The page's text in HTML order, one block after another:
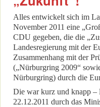
Alles entwickelt sich im
November 2011 eine
CDU gegeben, die die
Landesregierung mit der
Zusammenhang mit der
(„Nürburgring 2009“
Nürburgring) durch die
Die war kurz und knapp –
22.12.2011 durch das